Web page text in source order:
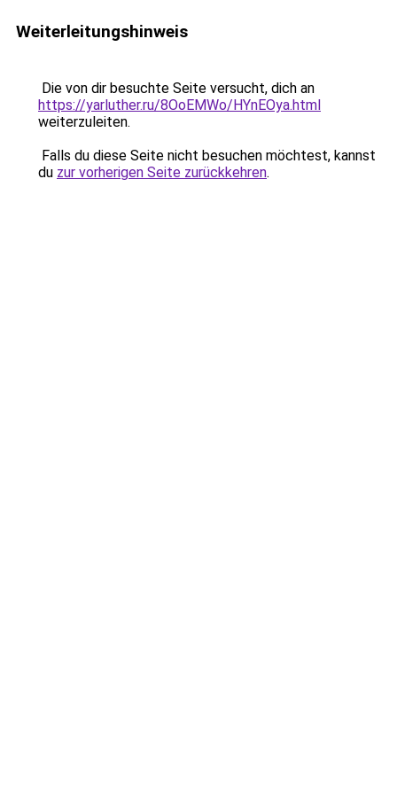
Weiterleitungshinweis
Die von dir besuchte Seite versucht, dich an
https://yarluther.ru/8OoEMWo/HYnEOya.html
weiterzuleiten.
Falls du diese Seite nicht besuchen möchtest, kannst
du zur vorherigen Seite zurückkehren.